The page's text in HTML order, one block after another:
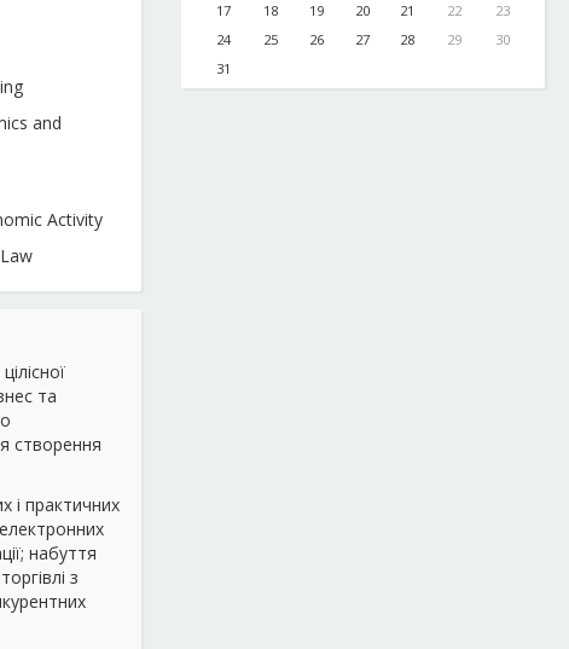
and
Activity
та
створення
і практичних
набуття
з
17
18 19 20 21 22
23
24
25 26 27 28 29
30
31